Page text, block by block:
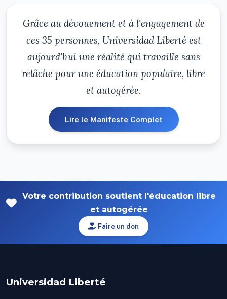
Grâce au dévouement et à l'engagement de
ces 35 personnes, Universidad Liberté est
aujourd'hui une réalité qui travaille sans
relâche pour une éducation populaire, libre
et autogérée.
Lire le Manifeste Complet
Votre contribution soutient l'éducation libre
et autogérée
Faire un don
Universidad Liberté